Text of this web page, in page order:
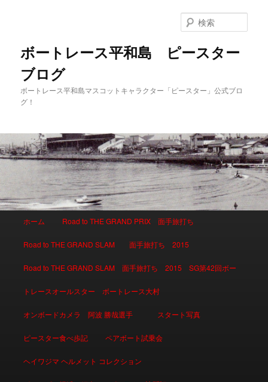
ボートレース平和島 ピースター
ブログ
ボートレース平和島マスコットキャラクター「ピースター」公式ブロ
グ！
索
メインコンテンツへ移動
サブコンテンツへ移動
ホーム Road to THE GRAND PRIX 面手旅打ち
Road to THE GRAND SLAM 面手旅打ち 2015
Road to THE GRAND SLAM 面手旅打ち 2015 SG第42回ボー
トレースオールスター ボートレース大村
オンボードカメラ 阿波 勝哉選手 スタート写真
ピースター食べ歩記 ペアボート試乗会
ヘイワジマ ヘルメット コレクション